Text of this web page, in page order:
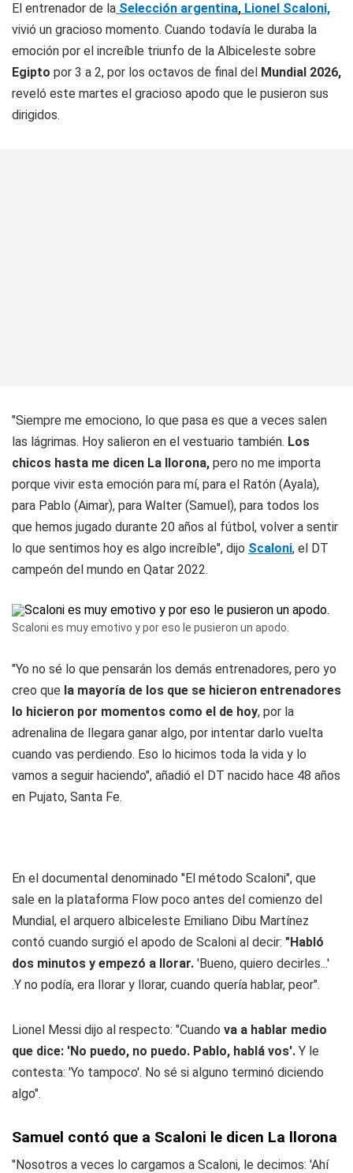
El entrenador de la Selección argentina, Lionel Scaloni,
vivió un gracioso momento. Cuando todavía le duraba la
emoción por el increíble triunfo de la Albiceleste sobre
Egipto por 3 a 2, por los octavos de final del Mundial 2026,
reveló este martes el gracioso apodo que le pusieron sus
dirigidos.
"Siempre me emociono, lo que pasa es que a veces salen
las lágrimas. Hoy salieron en el vestuario también. Los
chicos hasta me dicen La llorona, pero no me importa
porque vivir esta emoción para mí, para el Ratón (Ayala),
para Pablo (Aimar), para Walter (Samuel), para todos los
que hemos jugado durante 20 años al fútbol, volver a sentir
lo que sentimos hoy es algo increíble", dijo Scaloni, el DT
campeón del mundo en Qatar 2022.
Scaloni es muy emotivo y por eso le pusieron un apodo.
"Yo no sé lo que pensarán los demás entrenadores, pero yo
creo que la mayoría de los que se hicieron entrenadores
lo hicieron por momentos como el de hoy, por la
adrenalina de llegara ganar algo, por intentar darlo vuelta
cuando vas perdiendo. Eso lo hicimos toda la vida y lo
vamos a seguir haciendo", añadió el DT nacido hace 48 años
en Pujato, Santa Fe.
En el documental denominado "El método Scaloni", que
sale en la plataforma Flow poco antes del comienzo del
Mundial, el arquero albiceleste Emiliano Dibu Martínez
contó cuando surgió el apodo de Scaloni al decir: "Habló
dos minutos y empezó a llorar. 'Bueno, quiero decirles...'
.Y no podía, era llorar y llorar, cuando quería hablar, peor".
Lionel Messi dijo al respecto: "Cuando va a hablar medio
que dice: 'No puedo, no puedo. Pablo, hablá vos'. Y le
contesta: 'Yo tampoco'. No sé si alguno terminó diciendo
algo".
Samuel contó que a Scaloni le dicen La llorona
"Nosotros a veces lo cargamos a Scaloni, le decimos: 'Ahí